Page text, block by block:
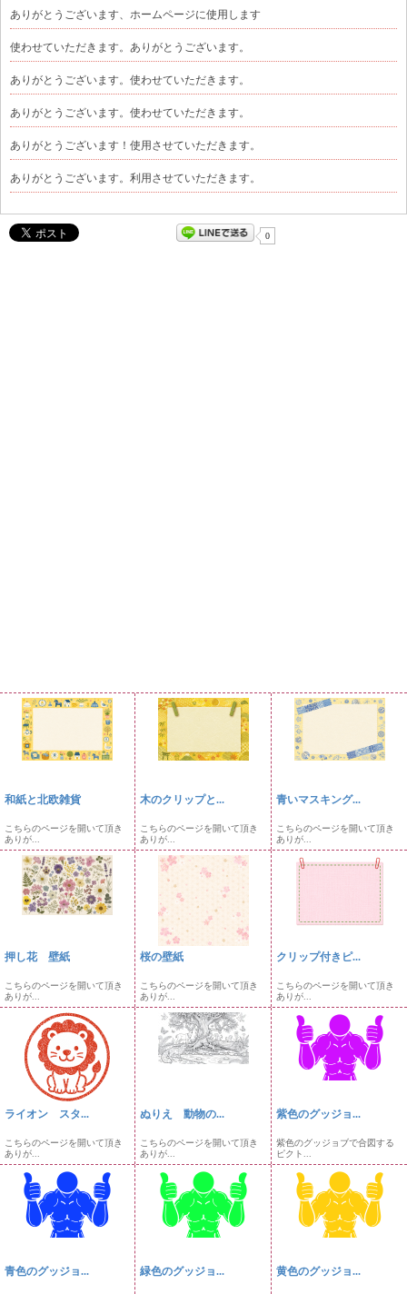
ありがとうございます、ホームページに使用します
使わせていただきます。ありがとうございます。
ありがとうございます。使わせていただきます。
ありがとうございます。使わせていただきます。
ありがとうございます！使用させていただきます。
ありがとうございます。利用させていただきます。
0
和紙と北欧雑貨
こちらのページを開いて頂き
ありが...
木のクリップと...
こちらのページを開いて頂き
ありが...
青いマスキング...
こちらのページを開いて頂き
ありが...
押し花 壁紙
こちらのページを開いて頂き
ありが...
桜の壁紙
こちらのページを開いて頂き
ありが...
クリップ付きピ...
こちらのページを開いて頂き
ありが...
ライオン スタ...
こちらのページを開いて頂き
ありが...
ぬりえ 動物の...
こちらのページを開いて頂き
ありが...
紫色のグッジョ...
紫色のグッジョブで合図する
ピクト...
青色のグッジョ... 緑色のグッジョ... 黄色のグッジョ...